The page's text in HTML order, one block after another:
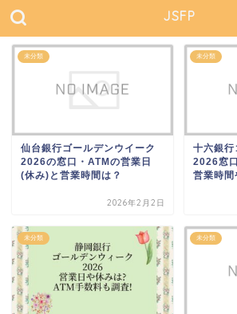
JSFP
未分類
仙台銀行ゴールデンウイーク
2026の窓口・ATMの営業日
(休み)と営業時間は？
2026年2月2日
未分類
十六銀行
2026窓
営業時間
未分類 未分類